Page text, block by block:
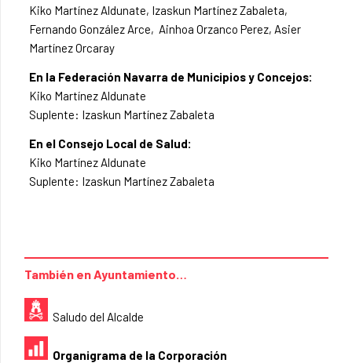
Kiko Martínez Aldunate, Izaskun Martínez Zabaleta,
Fernando González Arce, Ainhoa Orzanco Perez, Asier
Martínez Orcaray
En la Federación Navarra de Municipios y Concejos:
Kiko Martínez Aldunate
Suplente: Izaskun Martínez Zabaleta
En el Consejo Local de Salud:
Kiko Martínez Aldunate
Suplente: Izaskun Martínez Zabaleta
También en Ayuntamiento…
Saludo del Alcalde
Organigrama de la Corporación